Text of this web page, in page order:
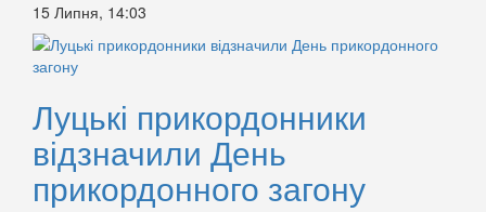
15 Липня, 14:03
Луцькі прикордонники
відзначили День
прикордонного загону